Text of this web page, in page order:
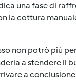
una fase di
la cottura
non potrò più
a stendere il
a conclusione